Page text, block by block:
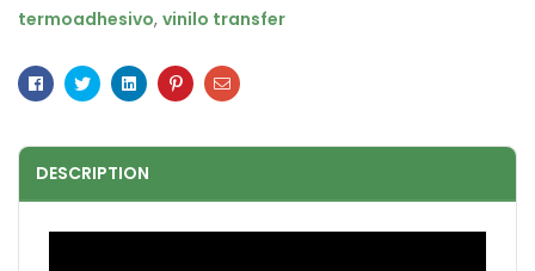
termoadhesivo, vinilo transfer
Facebook
TwitterLinkedinPinterestEmail
DESCRIPTION